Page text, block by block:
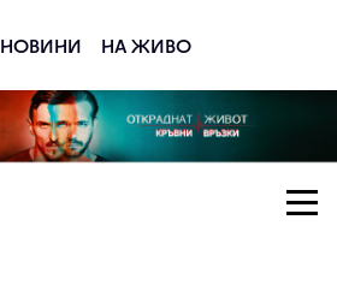
НОВИНИ НА ЖИВО